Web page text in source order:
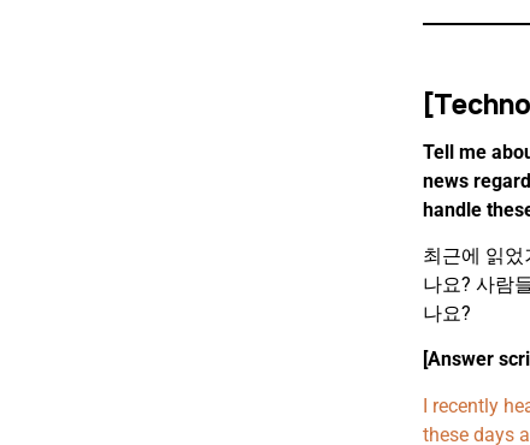
Tell me
news
handle
최근에 읽
나요? 사람
나요?
[Answer
I recently
these days